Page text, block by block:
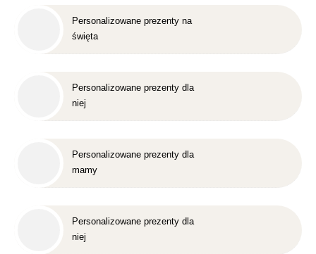
Personalizowane prezenty na
święta
Personalizowane prezenty dla
niej
Personalizowane prezenty dla
mamy
Personalizowane prezenty dla
niej